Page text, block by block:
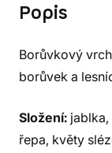
Popis
Borůvkový
borůvek a
Složení:
řepa, květy